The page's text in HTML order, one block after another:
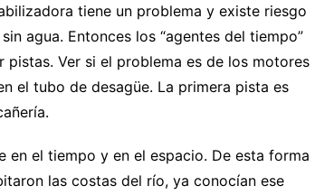
tiene un problema y existe riesgo
agua. Entonces los “agentes del tiempo”
pistas. Ver si el problema es de los motores
el tubo de desagüe. La primera pista es
en el tiempo y en el espacio. De esta forma
las costas del río, ya conocían ese